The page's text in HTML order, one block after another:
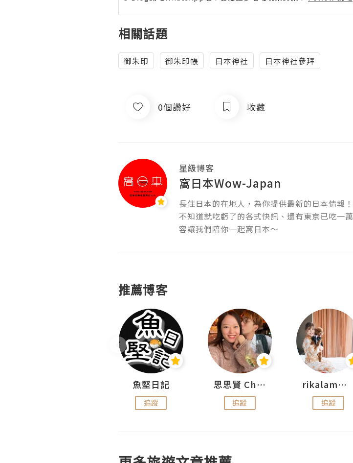
相關話題
御朱印 御朱印帳 日本神社 日本神社參拜
0個讚好 收藏
星級博客
窩日本Wow-Japan
長住日本的在地人，為你提供最新的日本情報
不知道就吃虧了的各式快訊、還有東京已吃一
容讓我們陪你一起窩日本～
推薦博客
魚堅日記
追蹤
思思賢 ChillMyBabe
追蹤
rikalammm
追蹤